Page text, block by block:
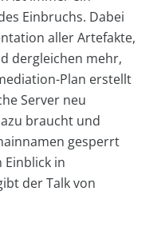
Einbruchs. Dabei
aller Artefakte,
dergleichen mehr,
Plan erstellt
Server neu
braucht und
gesperrt
Einblick in
der Talk von